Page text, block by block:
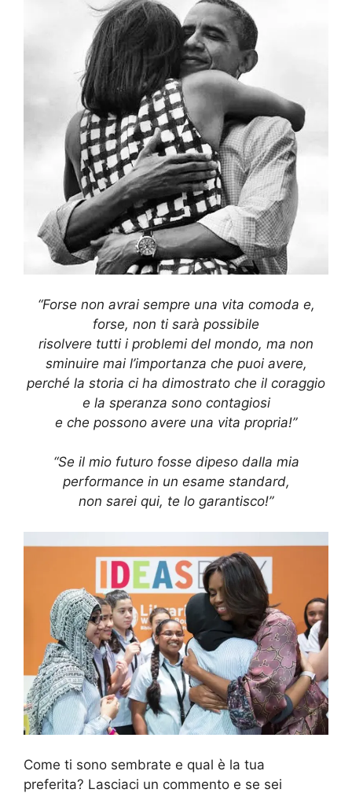
“Forse non avrai sempre una vita comoda e,
forse, non ti sarà possibile
risolvere tutti i problemi del mondo, ma non
sminuire mai l’importanza che puoi avere,
perché la storia ci ha dimostrato che il coraggio
e la speranza sono contagiosi
e che possono avere una vita propria!”
“Se il mio futuro fosse dipeso dalla mia
performance in un esame standard,
non sarei qui, te lo garantisco!”
Come ti sono sembrate e qual è la tua
preferita? Lasciaci un commento e se sei